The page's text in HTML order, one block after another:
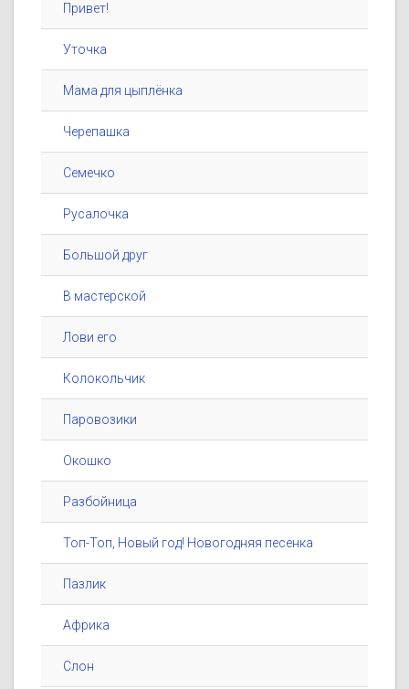
Привет!
Уточка
Мама для цыплёнка
Черепашка
Семечко
Русалочка
Большой друг
В мастерской
Лови его
Колокольчик
Паровозики
Окошко
Разбойница
Топ-Топ, Новый год! Новогодняя песенка
Пазлик
Африка
Слон